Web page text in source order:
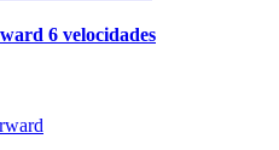
6 velocidades